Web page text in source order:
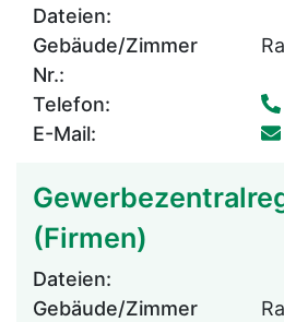
Dateien:
Gebäude/Zimmer
Nr.:
Telefon:
E-Mail:
(Firmen)
Dateien:
Gebäude/Zimmer